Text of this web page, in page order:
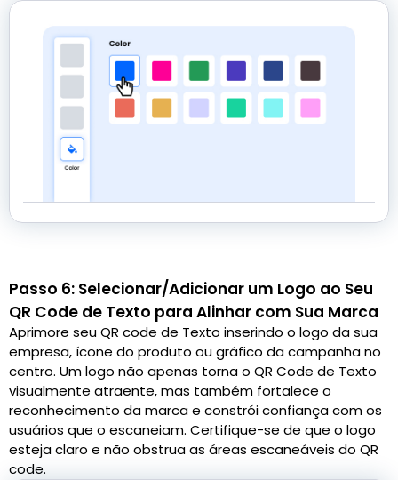
Passo 6: Selecionar/Adicionar um Logo ao Seu
QR Code de Texto para Alinhar com Sua Marca
Aprimore seu QR code de Texto inserindo o logo da sua
empresa, ícone do produto ou gráfico da campanha no
centro. Um logo não apenas torna o QR Code de Texto
visualmente atraente, mas também fortalece o
reconhecimento da marca e constrói confiança com os
usuários que o escaneiam. Certifique-se de que o logo
esteja claro e não obstrua as áreas escaneáveis do QR
code.